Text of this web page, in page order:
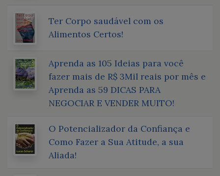
Ter Corpo saudável com os
Alimentos Certos!
Aprenda as 105 Ideias para você
fazer mais de R$ 3Mil reais por mês e
Aprenda as 59 DICAS PARA
NEGOCIAR E VENDER MUITO!
O Potencializador da Confiança e
Como Fazer a Sua Atitude, a sua
Aliada!